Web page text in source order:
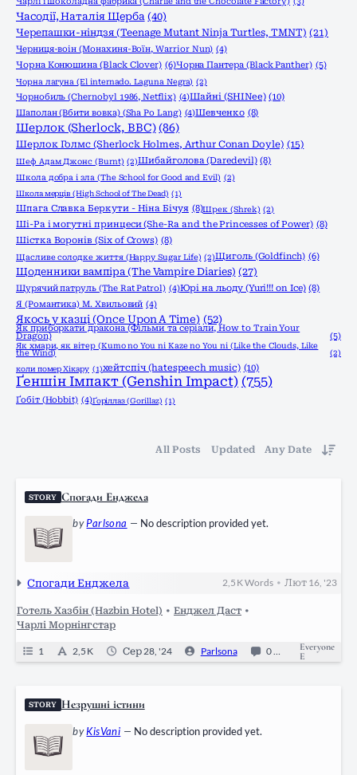
Часодії, Наталія Щерба (40)
Черепашки-ніндзя (Teenage Mutant Ninja Turtles, TMNT) (21)
Черниця-воiн (Монахиня-Воïн, Warrior Nun) (4)
Чорна Конюшина (Black Clover) (6)Чорна Пантера (Black Panther) (5)
Чорна лагуна (El internado. Laguna Negra) (2)
Чорнобиль (Chernobyl 1986, Netflix) (4)Шайні (SHINee) (10)
Шаполан (Вбити вовка) (Sha Po Lang) (4)Шевченко (8)
Шерлок (Sherlock, ВВС) (86)
Шерлок Голмс (Sherlock Holmes, Arthur Conan Doyle) (15)
Шеф Адам Джонс (Burnt) (2)Шибайголова (Daredevil) (8)
Школа добра і зла (The School for Good and Evil) (2)
Школа мерців (High School of The Dead) (1)
Шпага Славка Беркути - Ніна Бічуя (8)Шрек (Shrek) (2)
Ші-Ра і могутні принцеси (She-Ra and the Princesses of Power) (8)
Шістка Воронів (Six of Crows) (8)
Щасливе солодке життя (Happy Sugar Life) (2)Щиголь (Goldfinch) (6)
Щоденники вампіра (The Vampire Diaries) (27)
Щурячий патруль (The Rat Patrol) (4)Юрі на льоду (Yuri!!! on Ice) (8)
Я (Романтика) М. Хвильовий (4)
Якось у казці (Once Upon A Time) (52)
Як приборкати дракона (Фільми та серіали, How to Train Your
Dragon) (5)
Як хмари, як вітер (Kumo no You ni Kaze no You ni (Like the Clouds, Like
the Wind)
(2)
коли помер Хікару (1)хейтспіч (hatespeech music) (10)
Ґеншін Імпакт (Genshin Impact) (755)
Ґобіт (Hobbit) (4)Ґоріллаз (Gorillaz) (1)
All Posts Updated Any Date
STORY Спогади Енджела
byParlsona — No description provided yet.
Спогади Енджела 2,5 KWords •Лют 16, '23
Готель Хазбін (Hazbin Hotel) • Енджел Даст •
Чарлі Морнінгстар
1 2,5 K Сер 28, '24 Parlsona 0 Ongoing
Everyone
E
STORY Незрушні істини
byKisVani — No description provided yet.